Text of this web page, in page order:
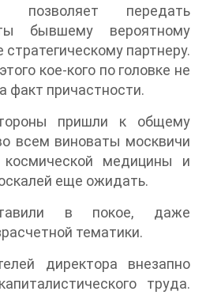
позволяет передать
бывшему вероятному
стратегическому партнеру.
кое-кого по головке не
факт причастности.
пришли к общему
всем виноваты москвичи
медицины и
еще ожидать.
в покое, даже
тематики.
директора внезапно
труда.